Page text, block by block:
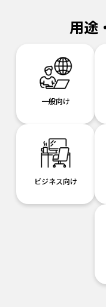
用途
一般向け
ビジネス向け